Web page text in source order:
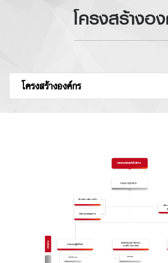
โครงสร้างอ
โครงสร้างองค์กร